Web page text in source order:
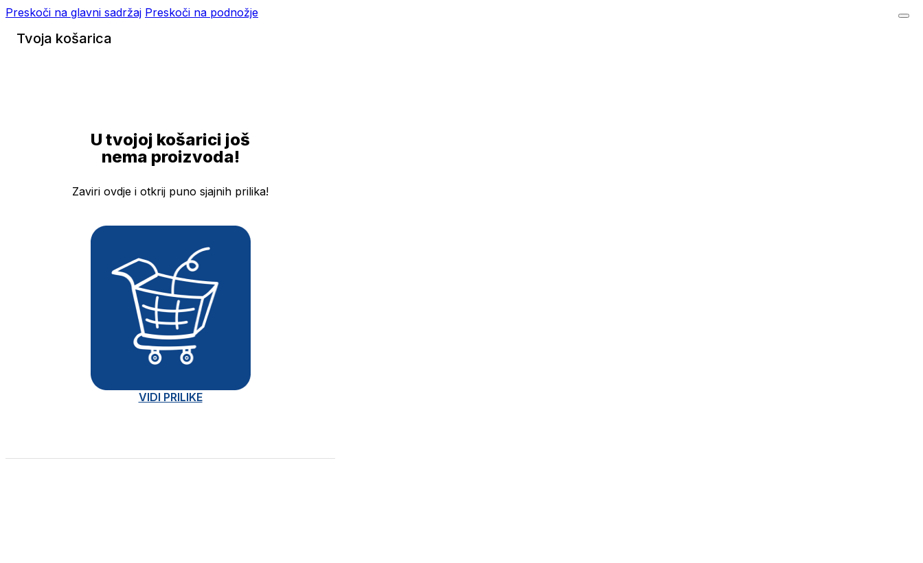
Preskoči na glavni sadržaj Preskoči na podnožje
Tvoja košarica
U tvojoj košarici još
nema proizvoda!
Zaviri ovdje i otkrij puno sjajnih prilika!
VIDI PRILIKE